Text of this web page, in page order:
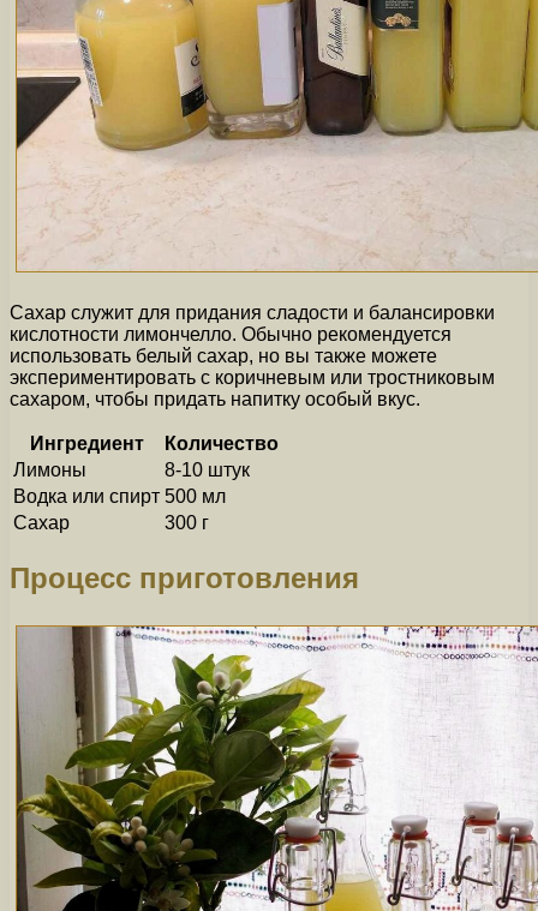
Сахар служит для придания сладости и балансировки
кислотности лимончелло. Обычно рекомендуется
использовать белый сахар, но вы также можете
экспериментировать с коричневым или тростниковым
сахаром, чтобы придать напитку особый вкус.
Ингредиент
Количество
Лимоны
8-10 штук
Водка или спирт 500 мл
Сахар
300 г
Процесс приготовления